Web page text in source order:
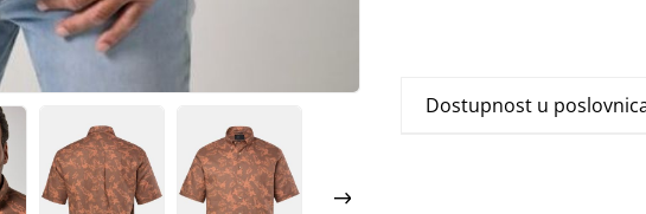
Dostupnost u